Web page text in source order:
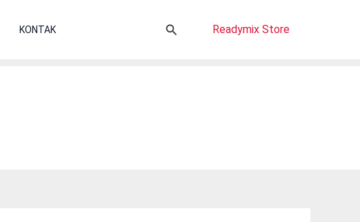
KONTAK Cari Readymix Store